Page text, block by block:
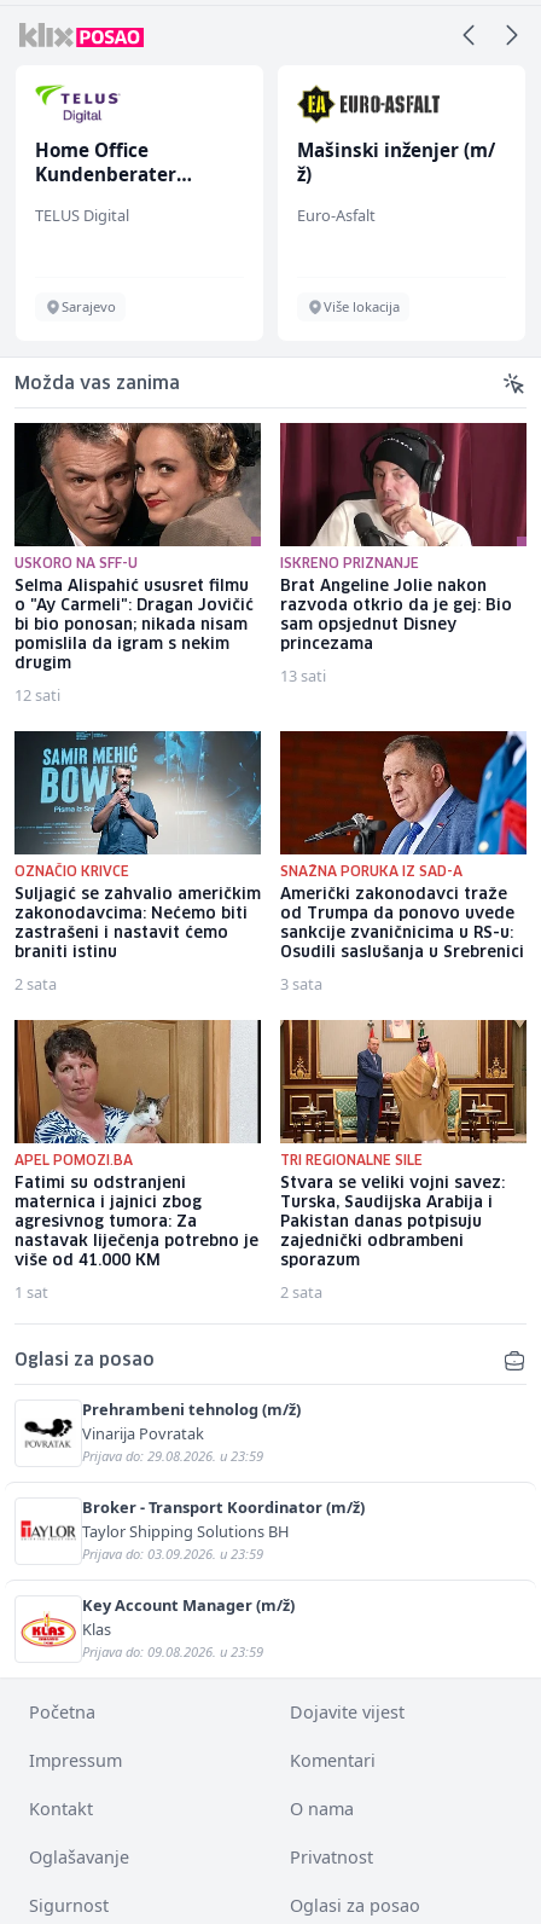
Home Office
Kundenberater
renommiertes
TELUS Digital
Sarajevo
Mašinski inženjer (m/
ž)
Euro-Asfalt
Više lokacija
Možda vas zanima
USKORO NA SFF-U
Selma Alispahić ususret filmu
o "Ay Carmeli": Dragan Jovičić
bi bio ponosan; nikada nisam
pomislila da igram s nekim
drugim
12 sati
ISKRENO PRIZNANJE
Brat Angeline Jolie nakon
razvoda otkrio da je gej: Bio
sam opsjednut Disney
princezama
13 sati
OZNAČIO KRIVCE
Suljagić se zahvalio američkim
zakonodavcima: Nećemo biti
zastrašeni i nastavit ćemo
braniti istinu
2 sata
SNAŽNA PORUKA IZ SAD-A
Američki zakonodavci traže
od Trumpa da ponovo uvede
sankcije zvaničnicima u RS-u:
Osudili saslušanja u Srebrenici
3 sata
APEL POMOZI.BA
Fatimi su odstranjeni
maternica i jajnici zbog
agresivnog tumora: Za
nastavak liječenja potrebno je
više od 41.000 KM
1 sat
TRI REGIONALNE SILE
Stvara se veliki vojni savez:
Turska, Saudijska Arabija i
Pakistan danas potpisuju
zajednički odbrambeni
sporazum
2 sata
Oglasi za posao
Prehrambeni tehnolog (m/ž)
Vinarija Povratak
Prijava do: 29.08.2026. u 23:59
Broker - Transport Koordinator (m/ž)
Taylor Shipping Solutions BH
Prijava do: 03.09.2026. u 23:59
Key Account Manager (m/ž)
Klas
Prijava do: 09.08.2026. u 23:59
Početna Dojavite vijest
Impressum Komentari
Kontakt O nama
Oglašavanje Privatnost
Sigurnost Oglasi za posao